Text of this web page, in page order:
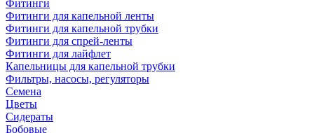
Фитинги
Фитинги для капельной ленты
Фитинги для капельной трубки
Фитинги для спрей-ленты
Фитинги для лайфлет
Капельницы для капельной трубки
Фильтры, насосы, регуляторы
Семена
Цветы
Сидераты
Бобовые